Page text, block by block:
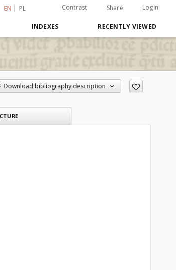
EN PL Contrast Share Login
INDEXES RECENTLY VIEWED
Download bibliography description